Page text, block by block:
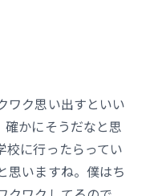
ワク思い出すといい
確かにそうだなと思
校に行ったらってい
思いますね。僕はち